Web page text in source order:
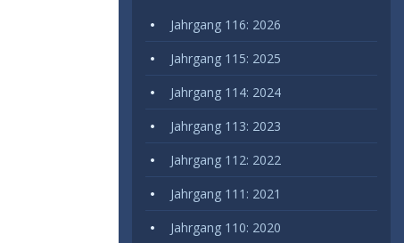
Jahrgang 116: 2026
Jahrgang 115: 2025
Jahrgang 114: 2024
Jahrgang 113: 2023
Jahrgang 112: 2022
Jahrgang 111: 2021
Jahrgang 110: 2020